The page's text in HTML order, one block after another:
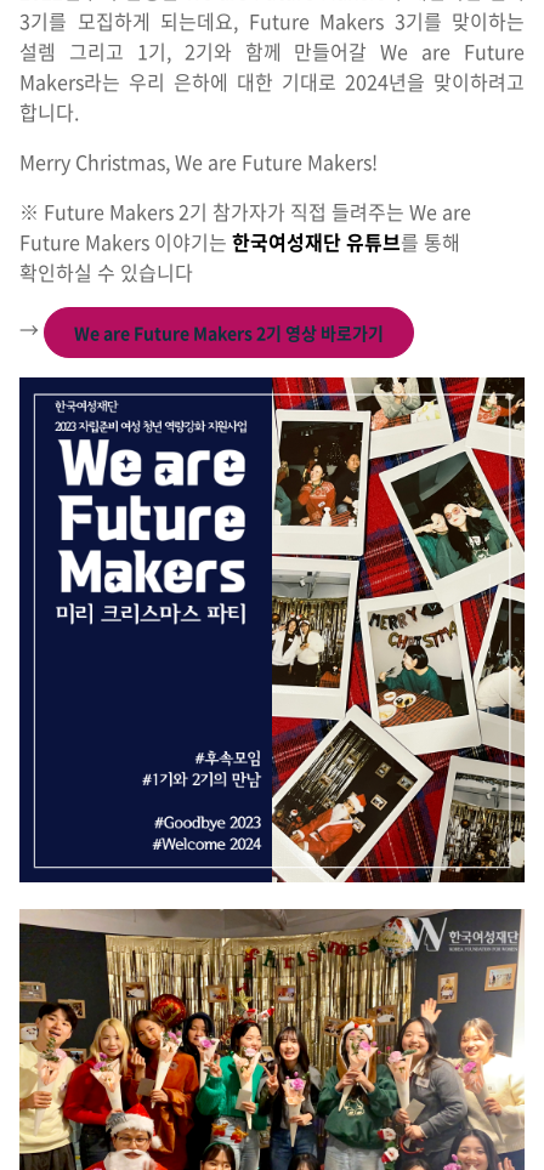
3기를 모집하게 되는데요, Future Makers 3기를 맞이하는
설렘 그리고 1기, 2기와 함께 만들어갈 We are Future
Makers라는 우리 은하에 대한 기대로 2024년을 맞이하려고
합니다.
Merry Christmas, We are Future Makers!
※ Future Makers 2기 참가자가 직접 들려주는 We are
Future Makers 이야기는 한국여성재단 유튜브를 통해
확인하실 수 있습니다
→
We are Future Makers 2기 영상 바로가기